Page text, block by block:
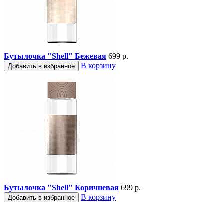
Бутылочка "Shell" Бежевая 699 р.
Добавить в избранное В корзину
Бутылочка "Shell" Коричневая 699 р.
Добавить в избранное В корзину